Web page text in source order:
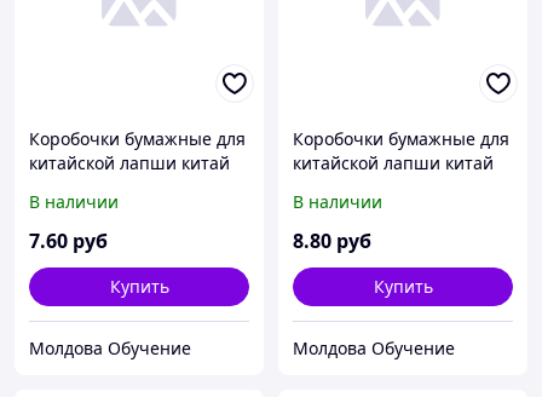
Коробочки бумажные для
китайской лапши китай
В наличии
7.60 руб
Купить
Молдова Обучение
Коробочки бумажные для
китайской лапши китай
В наличии
8.80 руб
Купить
Молдова Обучение